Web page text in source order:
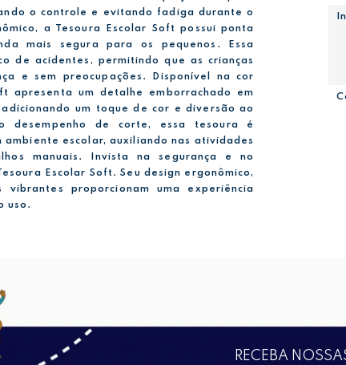
o controle e evitando fadiga durante o
a Tesoura Escolar Soft possui ponta
mais segura para os pequenos. Essa
de acidentes, permitindo que as crianças
e sem preocupações. Disponível na cor
apresenta um detalhe emborrachado em
um toque de cor e diversão ao
desempenho de corte, essa tesoura é
escolar, auxiliando nas atividades
manuais. Invista na segurança e no
Escolar Soft. Seu design ergonômico,
proporcionam uma experiência
uso.
RECEBA